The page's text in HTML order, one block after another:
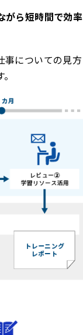
がら短時間で効率
事についての見方